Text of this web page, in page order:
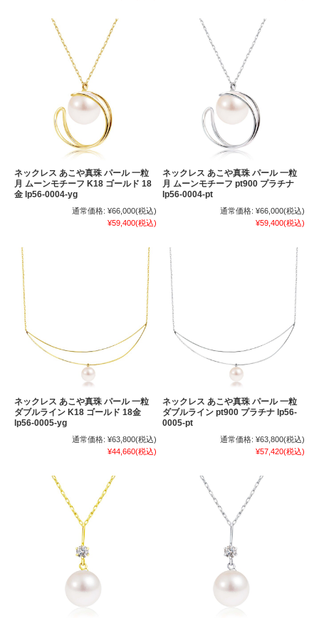
ネックレス あこや真珠 パール 一粒
月 ムーンモチーフ K18 ゴールド 18
金 lp56-0004-yg
通常価格: ¥66,000(税込)
¥59,400(税込)
ネックレス あこや真珠 パール 一粒
月 ムーンモチーフ pt900 プラチナ
lp56-0004-pt
通常価格: ¥66,000(税込)
¥59,400(税込)
ネックレス あこや真珠 パール 一粒
ダブルライン K18 ゴールド 18金
lp56-0005-yg
通常価格: ¥63,800(税込)
¥44,660(税込)
ネックレス あこや真珠 パール 一粒
ダブルライン pt900 プラチナ lp56-
0005-pt
通常価格: ¥63,800(税込)
¥57,420(税込)